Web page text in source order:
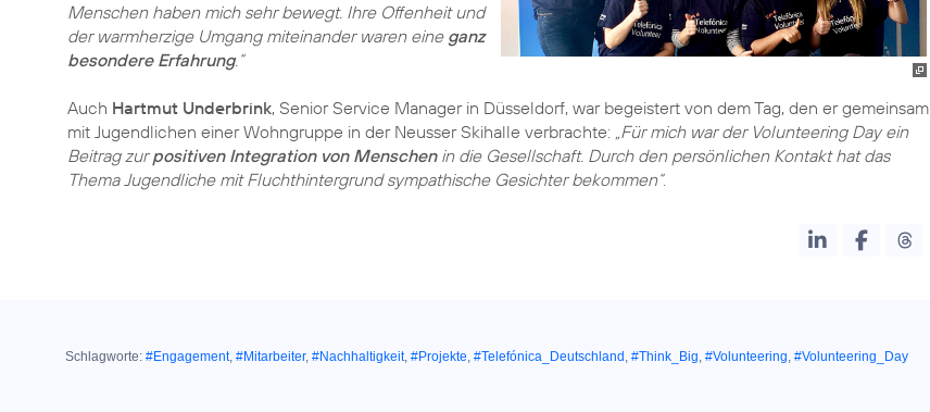
Menschen haben mich sehr bewegt. Ihre Offenheit und
der warmherzige Umgang miteinander waren eine ganz
besondere Erfahrung.“
Auch Hartmut Underbrink, Senior Service Manager in Düsseldorf, war begeistert von dem Tag, den er gemeinsam
mit Jugendlichen einer Wohngruppe in der Neusser Skihalle verbrachte: „Für mich war der Volunteering Day ein
Beitrag zurpositiven Integration von Menschenin die Gesellschaft. Durch den persönlichen Kontakt hat das
Thema Jugendliche mit Fluchthintergrund sympathische Gesichter bekommen“.
Schlagworte: #Engagement, #Mitarbeiter, #Nachhaltigkeit, #Projekte, #Telefónica_Deutschland , #Think_Big, #Volunteering, #Volunteering_Day